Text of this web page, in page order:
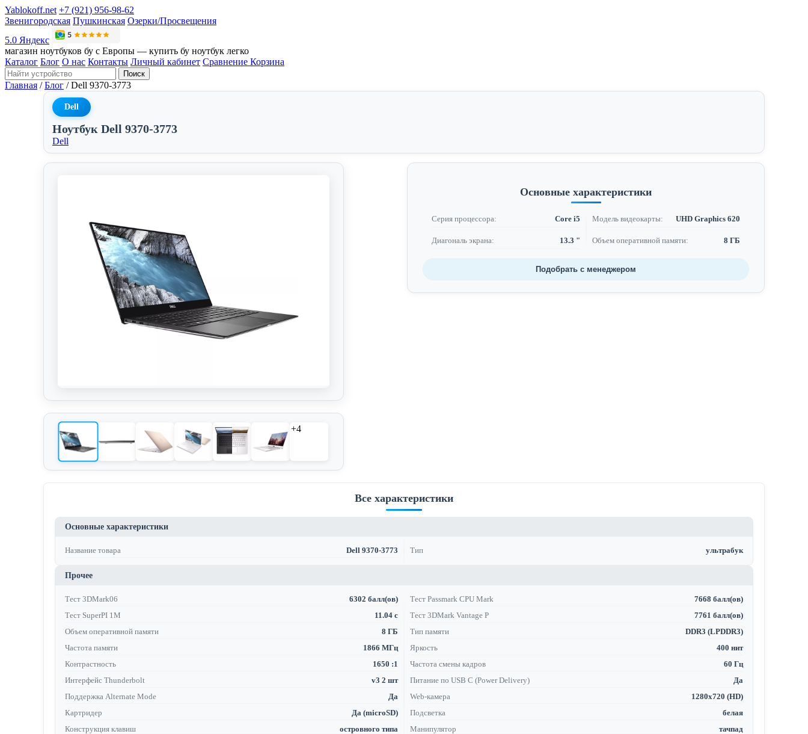
Yablokoff.net +7 (921) 956-98-62
Звенигородская Пушкинская Озерки/Просвещения
5.0 Яндекс
магазин ноутбуков бу с Европы — купить бу ноутбук легко
Каталог Блог О нас Контакты Личный кабинет Сравнение Корзина
Поиск
Главная / Блог / Dell 9370-3773
Dell
Ноутбук Dell 9370-3773
Dell
+4
Основные характеристики
Серия процессора: Core i5 Модель видеокарты: UHD Graphics 620
Диагональ экрана: 13.3 " Объем оперативной памяти: 8 ГБ
Подобрать с менеджером
Все характеристики
Основные характеристики
Название товара Dell 9370-3773 Тип ультрабук
Прочее
Тест 3DMark06 6302 балл(ов) Тест Passmark CPU Mark
7668 балл(ов)
Тест SuperPI 1M
11.04 с Тест 3DMark Vantage P
7761 балл(ов)
Объем оперативной памяти
8 ГБ Тип памяти
DDR3 (LPDDR3)
Частота памяти
1866 МГц Яркость
400 нит
Контрастность
1650 :1 Частота смены кадров
60 Гц
Интерфейс Thunderbolt
v3 2 шт Питание по USB C (Power Delivery)
Да
Поддержка Alternate Mode
Да Web-камера
1280x720 (HD)
Картридер
Да (microSD) Подсветка
белая
Конструкция клавиш
островного типа Манипулятор
тачпад